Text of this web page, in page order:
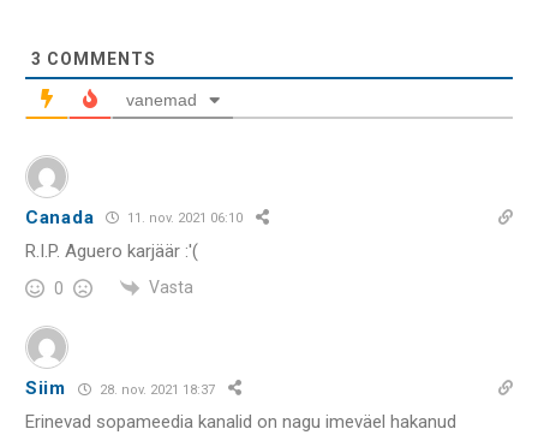
3 COMMENTS
vanemad
Canada 11. nov. 2021 06:10
R.I.P. Aguero karjäär :'(
0 Vasta
Siim 28. nov. 2021 18:37
Erinevad sopameedia kanalid on nagu imeväel hakanud